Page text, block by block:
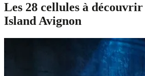
Les 28 cellules à
Island Avignon